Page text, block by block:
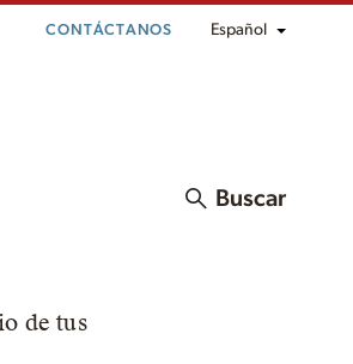
CONTÁCTANOS Español
Buscar
de tus